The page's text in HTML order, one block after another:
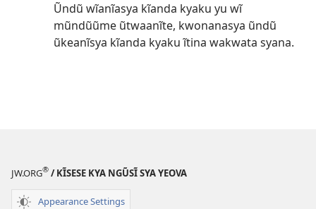
Ũndũ wĩanĩasya kĩanda kyaku yu wĩ
mũndũũme ũtwaanĩte, kwonanasya ũndũ
ũkeanĩsya kĩanda kyaku ĩtina wakwata syana.
JW.ORG® / KĨSESE KYA NGŨSĨ SYA YEOVA
Appearance Settings